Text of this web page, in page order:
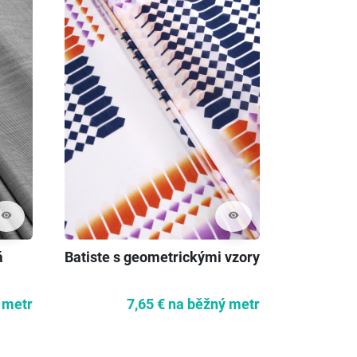
visibility
metr
visibility
Batiste s geometrickými vzory
7,65 € na běžný metr